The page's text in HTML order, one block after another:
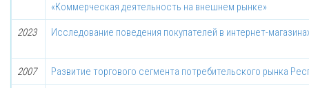
«Коммерческая деятельность на внешнем рынке»
2023 Исследование поведения покупателей в интернет-
2007 Развитие торгового сегмента потребительского рынка